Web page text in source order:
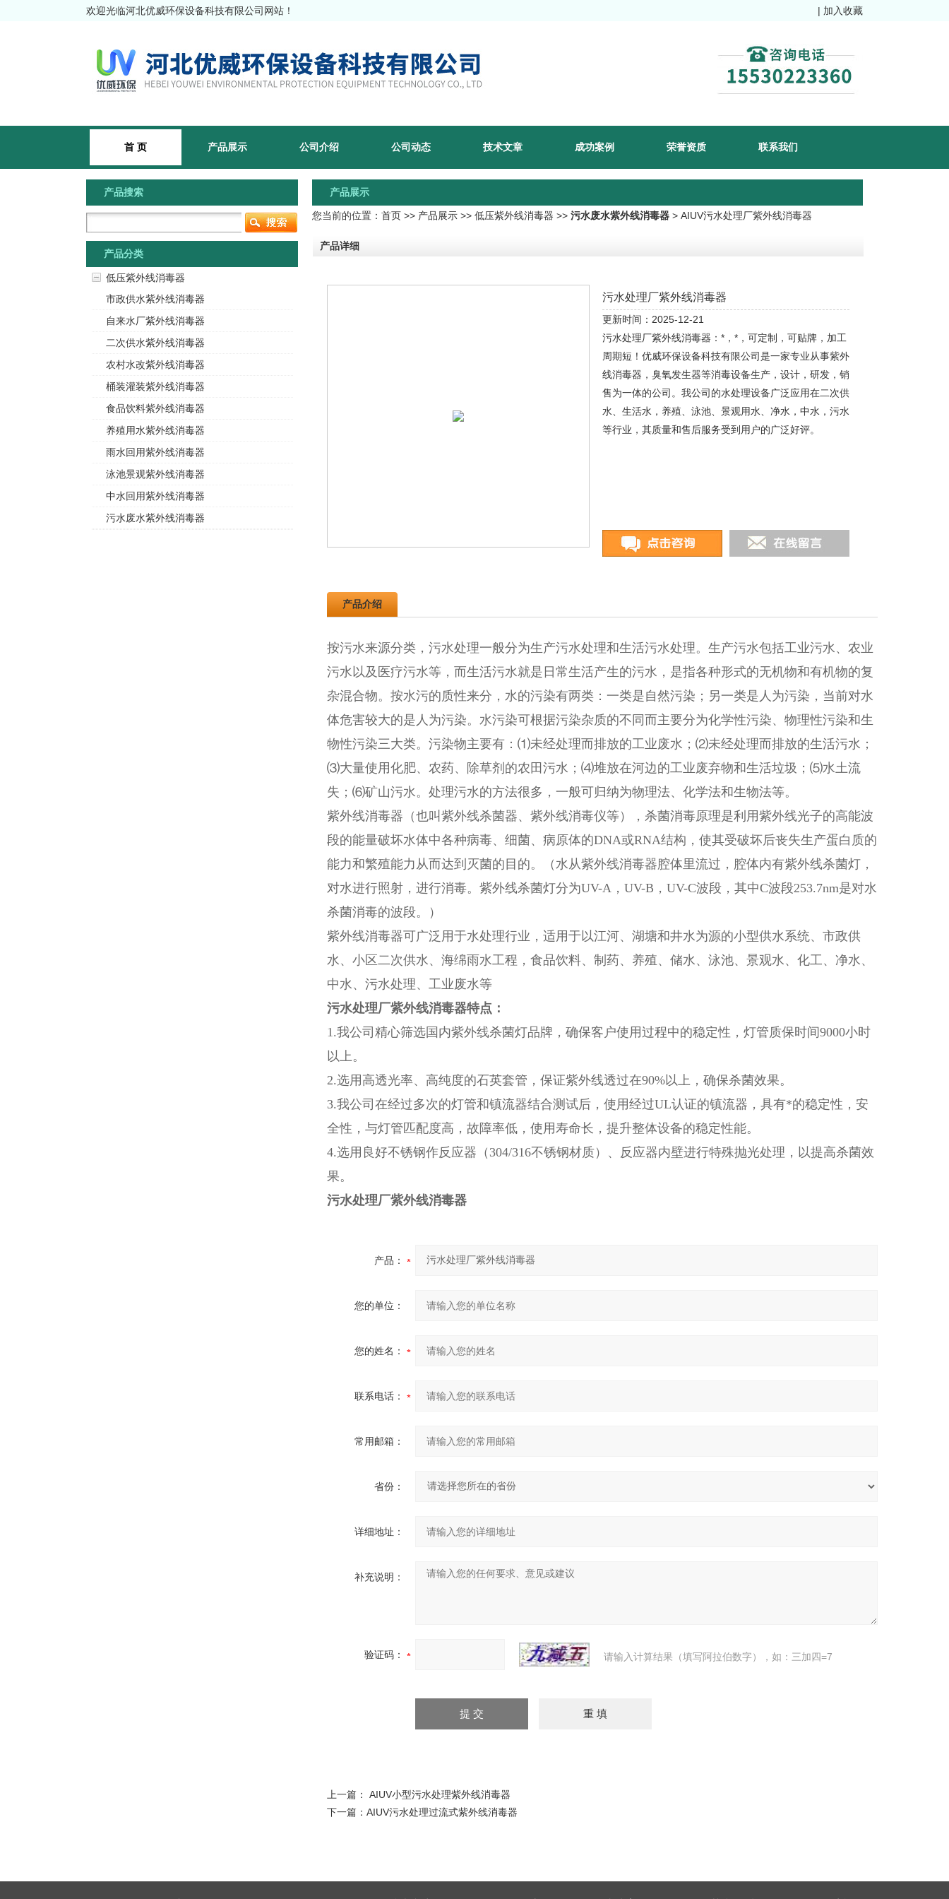
欢迎光临河北优威环保设备科技有限公司网站！ | 加入收藏
首 页 产品展示 公司介绍 公司动态 技术文章 成功案例 荣誉资质 联系我们
产品展示
您当前的位置： 首页 >> 产品展示 >> 低压紫外线消毒器 >> 污水废水紫外线消毒器 > AIUV污水处理厂紫外线消毒器
产品详细
污水处理厂紫外线消毒器
更新时间：2025-12-21
污水处理厂紫外线消毒器：*，*，可定制，可贴牌，加工
周期短！优威环保设备科技有限公司是一家专业从事紫外
线消毒器，臭氧发生器等消毒设备生产，设计，研发，销
售为一体的公司。我公司的水处理设备广泛应用在二次供
水、生活水，养殖、泳池、景观用水、净水，中水，污水
等行业，其质量和售后服务受到用户的广泛好评。
产品介绍
按污水来源分类，污水处理一般分为生产污水处理和生活污水处理。生产污水包括工业污水、农业
污水以及医疗污水等，而生活污水就是日常生活产生的污水，是指各种形式的无机物和有机物的复
杂混合物。按水污的质性来分，水的污染有两类：一类是自然污染；另一类是人为污染，当前对水
体危害较大的是人为污染。水污染可根据污染杂质的不同而主要分为化学性污染、物理性污染和生
物性污染三大类。污染物主要有：⑴未经处理而排放的工业废水；⑵未经处理而排放的生活污水；
⑶大量使用化肥、农药、除草剂的农田污水；⑷堆放在河边的工业废弃物和生活垃圾；⑸水土流
失；⑹矿山污水。处理污水的方法很多，一般可归纳为物理法、化学法和生物法等。
紫外线消毒器（也叫紫外线杀菌器、紫外线消毒仪等），杀菌消毒原理是利用紫外线光子的高能波
段的能量破坏水体中各种病毒、细菌、病原体的DNA或RNA结构，使其受破坏后丧失生产蛋白质的
能力和繁殖能力从而达到灭菌的目的。（水从紫外线消毒器腔体里流过，腔体内有紫外线杀菌灯，
对水进行照射，进行消毒。紫外线杀菌灯分为UV-A，UV-B，UV-C波段，其中C波段253.7nm是对水
杀菌消毒的波段。）
紫外线消毒器可广泛用于水处理行业，适用于以江河、湖塘和井水为源的小型供水系统、市政供
水、小区二次供水、海绵雨水工程，食品饮料、制药、养殖、储水、泳池、景观水、化工、净水、
中水、污水处理、工业废水等
污水处理厂紫外线消毒器特点：
1.我公司精心筛选国内紫外线杀菌灯品牌，确保客户使用过程中的稳定性，灯管质保时间9000小时
以上。
2.选用高透光率、高纯度的石英套管，保证紫外线透过在90%以上，确保杀菌效果。
3.我公司在经过多次的灯管和镇流器结合测试后，使用经过UL认证的镇流器，具有*的稳定性，安
全性，与灯管匹配度高，故障率低，使用寿命长，提升整体设备的稳定性能。
4.选用良好不锈钢作反应器（304/316不锈钢材质）、反应器内壁进行特殊抛光处理，以提高杀菌效
果。
污水处理厂紫外线消毒器
产品：
您的单位：
您的姓名：
联系电话：
常用邮箱：
省份：
详细地址：
补充说明：
验证码： 请输入计算结果（填写阿拉伯数字），如：三加四=7
上一篇： AIUV小型污水处理紫外线消毒器
下一篇： AIUV污水处理过流式紫外线消毒器
产品搜索
产品分类
低压紫外线消毒器
市政供水紫外线消毒器
自来水厂紫外线消毒器
二次供水紫外线消毒器
农村水改紫外线消毒器
桶装灌装紫外线消毒器
食品饮料紫外线消毒器
养殖用水紫外线消毒器
雨水回用紫外线消毒器
泳池景观紫外线消毒器
中水回用紫外线消毒器
污水废水紫外线消毒器